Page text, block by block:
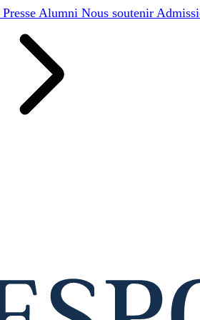
Presse Alumni Nous soutenir